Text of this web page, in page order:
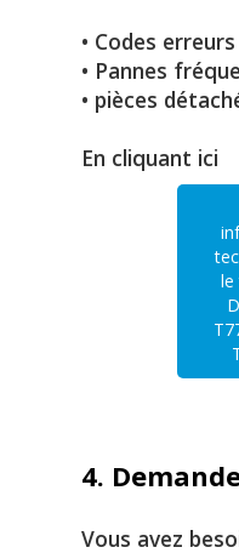
• Codes erreurs
• Pannes
• pièces
En cliquant ici
le
4.
Vous avez